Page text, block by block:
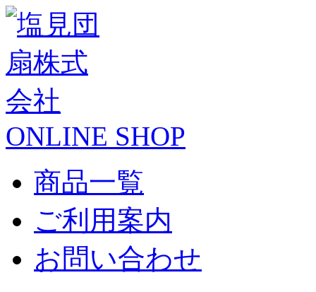
ONLINE SHOP
商品一覧
ご利用案内
お問い合わせ